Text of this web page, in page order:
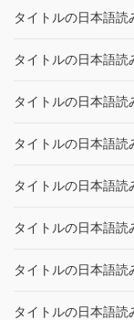
タイトルの日本語
タイトルの日本語
タイトルの日本語
タイトルの日本語
タイトルの日本語
タイトルの日本語
タイトルの日本語
タイトルの日本語